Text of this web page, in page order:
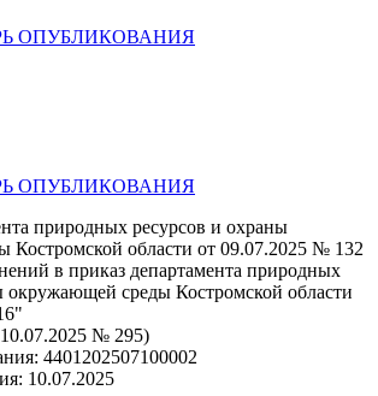
ОПУБЛИКОВАНИЯ
ОПУБЛИКОВАНИЯ
природных ресурсов и охраны
Костромской области от 09.07.2025 № 132
в приказ департамента природных
окружающей среды Костромской области
№ 295)
4401202507100002
10.07.2025